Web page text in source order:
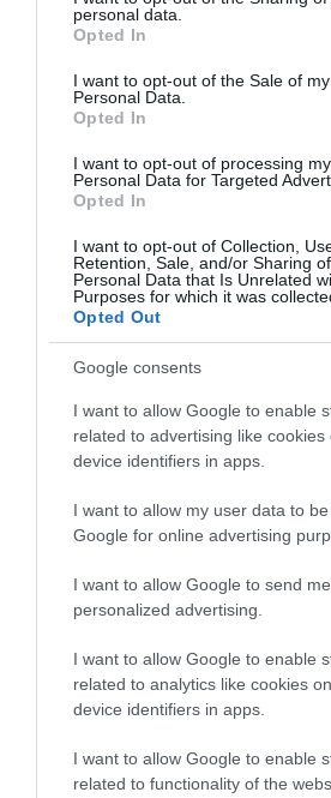
grant or deny consent to Google and
use your data for below specified
consent section.
personal data.
Opted In
I want to opt-out of the Sale of my
Personal Data.
Opted In
I want to opt-out of processing my
Personal Data for Targeted
Opted In
I want to opt-out of Collection,
Retention, Sale, and/or Sharing
Personal Data that Is Unrelated
Purposes for which it was
Opted Out
Google consents
I want to allow Google to enable
related to advertising like cookies
device identifiers in apps.
I want to allow my user data to
Google for online advertising
I want to allow Google to send me
personalized advertising.
I want to allow Google to enable
related to analytics like cookies
device identifiers in apps.
I want to allow Google to enable
related to functionality of the
Πιερρακάκης: Μηδενίζονται
τραπεζών στα ΑΤΜ –
για τις άλλες πληρωμές
Προανήγγειλε νομοθετική
21.07.2025 - 13:35